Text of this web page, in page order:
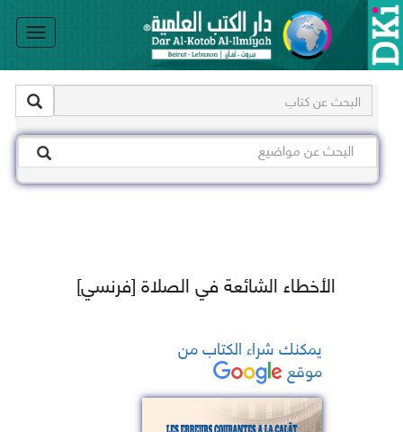
الأخطاء الشائعة في الصلاة [فرنسي]
يمكنك شراء الكتاب من
موقع